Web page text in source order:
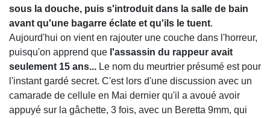
sous la douche, puis s'introduit dans la salle de bain
avant qu'une bagarre éclate et qu'ils le tuent.
Aujourd'hui on vient en rajouter une couche dans l'horreur,
puisqu'on apprend que l'assassin du rappeur avait
seulement 15 ans... Le nom du meurtrier présumé est pour
l'instant gardé secret. C'est lors d'une discussion avec un
camarade de cellule en Mai dernier qu'il a avoué avoir
appuyé sur la gâchette, 3 fois, avec un Beretta 9mm, qui